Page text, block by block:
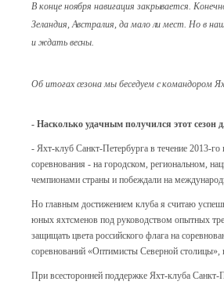
В конце ноября навигация закрывается.
Зеландия, Австралия, да мало ли мест. Но в
и ждать весны.
Об итогах сезона мы беседуем с
- Насколько удачным получился этот сезон
- Яхт-клуб Санкт-Петербурга в течение 2013-
соревнования - на городском, региональном,
чемпионами страны и побеждали на
Но главным достижением клуба я считаю
юных яхтсменов под руководством опытных
защищать цвета российского флага на
соревнований «Оптимисты Северной
При всесторонней поддержке Яхт-клуба Санкт-